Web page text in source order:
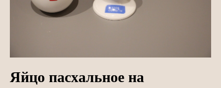
Яйцо пасхальное на